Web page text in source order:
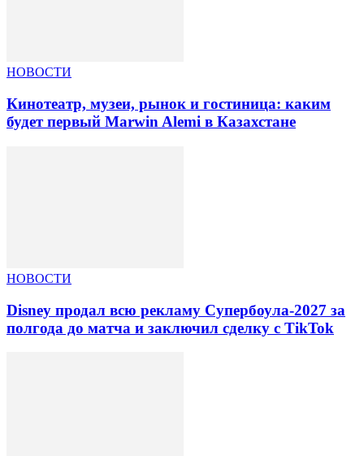
НОВОСТИ
Кинотеатр, музеи, рынок и гостиница: каким
будет первый Marwin Alemi в Казахстане
НОВОСТИ
Disney продал всю рекламу Супербоула-2027 за
полгода до матча и заключил сделку с TikTok